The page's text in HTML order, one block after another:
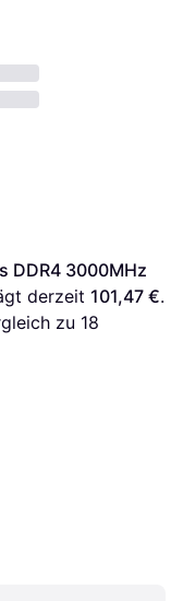
DDR4 3000MHz
derzeit 101,47 €.
zu 18